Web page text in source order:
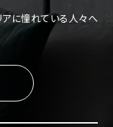
アに憧れている人々へ